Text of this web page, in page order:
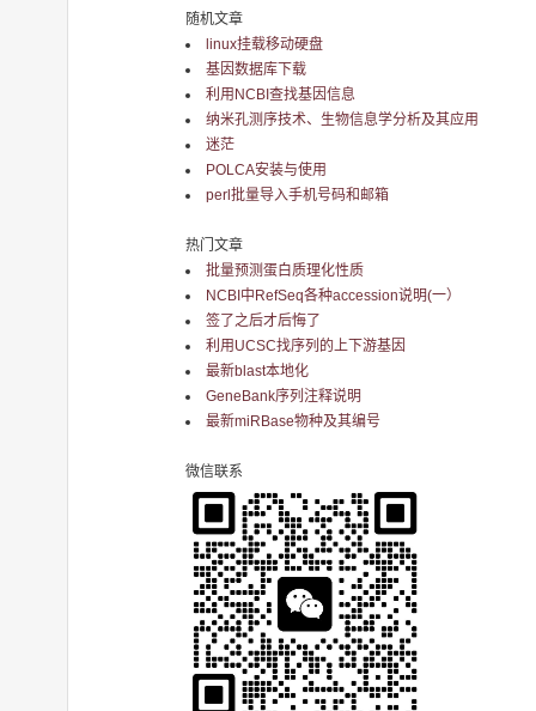
随机文章
linux挂载移动硬盘
基因数据库下载
利用NCBI查找基因信息
纳米孔测序技术、生物信息学分析及其应用
迷茫
POLCA安装与使用
perl批量导入手机号码和邮箱
热门文章
批量预测蛋白质理化性质
NCBI中RefSeq各种accession说明(一）
签了之后才后悔了
利用UCSC找序列的上下游基因
最新blast本地化
GeneBank序列注释说明
最新miRBase物种及其编号
微信联系